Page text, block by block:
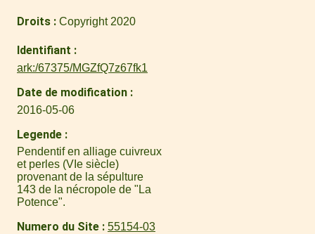
Droits Copyright 2020
Identifiant
ark:/67375/MGZfQ7z67fk1
Date de modification
2016-05-06
Legende
Pendentif en alliage cuivreux
et perles (VIe siècle)
provenant de la sépulture
143 de la nécropole de "La
Potence".
Numero du Site 55154-03